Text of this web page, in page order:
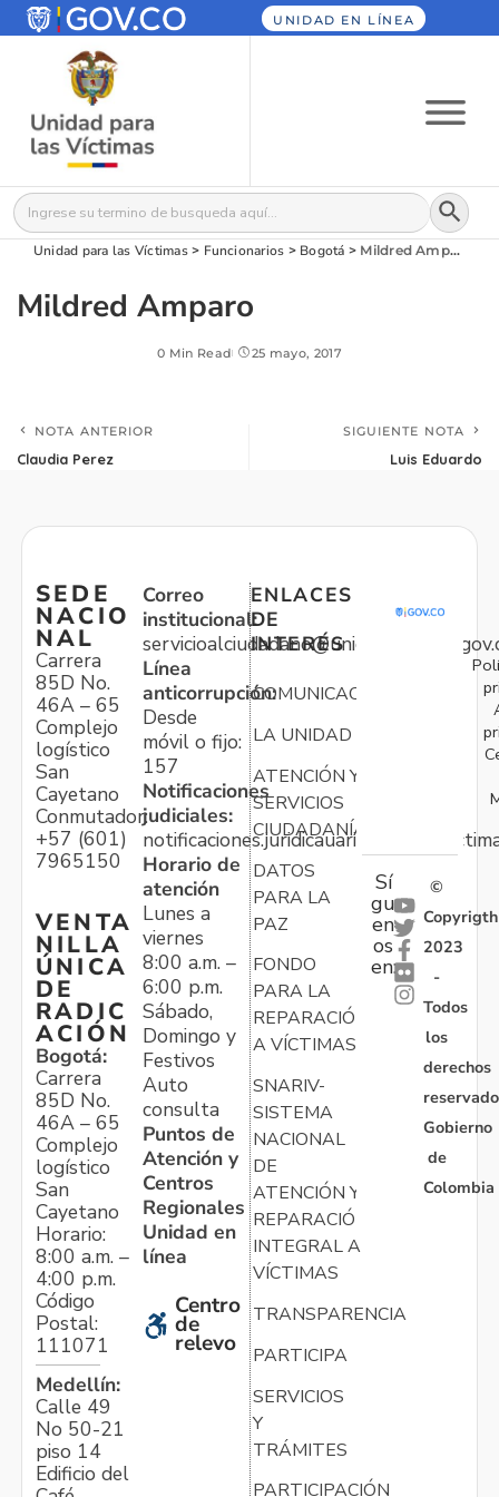
UNIDAD EN LÍNEA
Buscar: Botón
Unidad para las Víctimas> Funcionarios > Bogotá > Mildred Amparo
Mildred Amparo
0 Min Read 25 mayo, 2017
NOTA ANTERIOR
Claudia Perez
SIGUIENTE NOTA
Luis Eduardo
SEDE
NACIO
NAL
Carrera
85D No.
46A – 65
Complejo
logístico
San
Cayetano
Conmutador:
+57 (601)
7965150
VENTA
NILLA
ÚNICA
DE
RADIC
ACIÓN
Bogotá:
Carrera
85D No.
46A – 65
Complejo
logístico
San
Cayetano
Horario:
8:00 a.m. –
4:00 p.m.
Código
Postal:
111071
Medellín:
Calle 49
No 50-21
piso 14
Edificio del
Correo
institucional:
Línea
anticorrupción:
Desde
móvil o fijo:
157
Notificaciones
judiciales:
Horario de
atención
Lunes a
viernes
8:00 a.m. –
6:00 p.m.
Sábado,
Domingo y
Festivos
Auto
consulta
Puntos de
Atención y
Centros
Regionales
Unidad en
línea
Centro
de
relevo
ENLACES
DE
INTERÉS
COMUNICACIONES
LA UNIDAD
ATENCIÓN Y
SERVICIOS
CIUDADANÍA
DATOS
PARA LA
PAZ
FONDO
PARA LA
REPARACIÓN
A VÍCTIMAS
SNARIV-
SISTEMA
NACIONAL
DE
ATENCIÓN Y
REPARACIÓN
INTEGRAL A
VÍCTIMAS
TRANSPARENCIA
PARTICIPA
SERVICIOS
Y
TRÁMITES
PARTICIPACIÓN
Sí
gu
en
os
en:
©
Copyrigth
2023
-
Todos
los
derechos
Gobierno
de
Colombia